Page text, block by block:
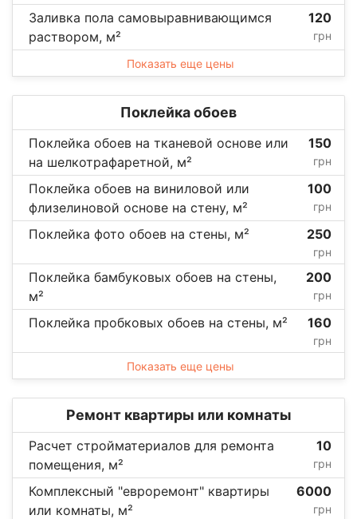
Заливка пола самовыравнивающимся
раствором, м²
120
грн
Показать еще цены
Поклейка обоев
Поклейка обоев на тканевой основе или
на шелкотрафаретной, м²
150
грн
Поклейка обоев на виниловой или
флизелиновой основе на стену, м²
100
грн
Поклейка фото обоев на стены, м² 250
грн
Поклейка бамбуковых обоев на стены,
м²
200
грн
Поклейка пробковых обоев на стены, м² 160
грн
Показать еще цены
Ремонт квартиры или комнаты
Расчет стройматериалов для ремонта
помещения, м²
10
грн
Комплексный "евроремонт" квартиры
или комнаты, м²
6000
грн